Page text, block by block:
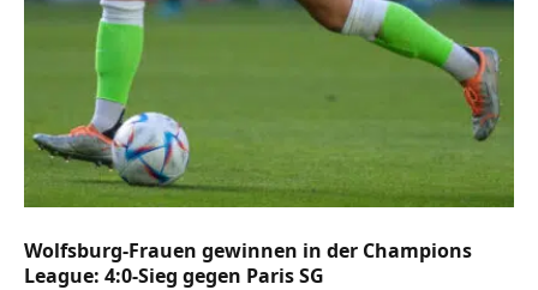
Wolfsburg-Frauen gewinnen in der Champions
League: 4:0-Sieg gegen Paris SG